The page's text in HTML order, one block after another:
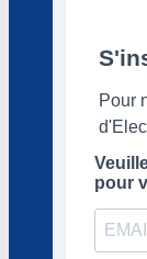
Pour
pour